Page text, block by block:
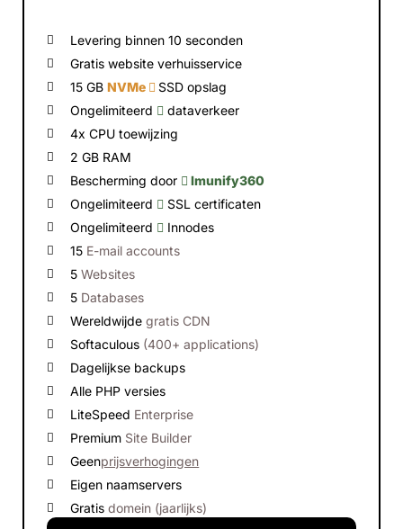
Levering binnen 10 seconden
Gratis website verhuisservice
15 GBNVMe
SSD opslag
Ongelimiteerd
dataverkeer
4x CPU toewijzing
2 GB RAM
Bescherming door
Imunify360
Ongelimiteerd
SSL certificaten
Ongelimiteerd
Innodes
15 E-mail accounts
5Websites
5 Databases
Wereldwijdegratis CDN
Softaculous (400+ applications)
Dagelijkse backups
Alle PHP versies
LiteSpeed Enterprise
Premium Site Builder
Geenprijsverhogingen
Eigen naamservers
Gratisdomein (jaarlijks)